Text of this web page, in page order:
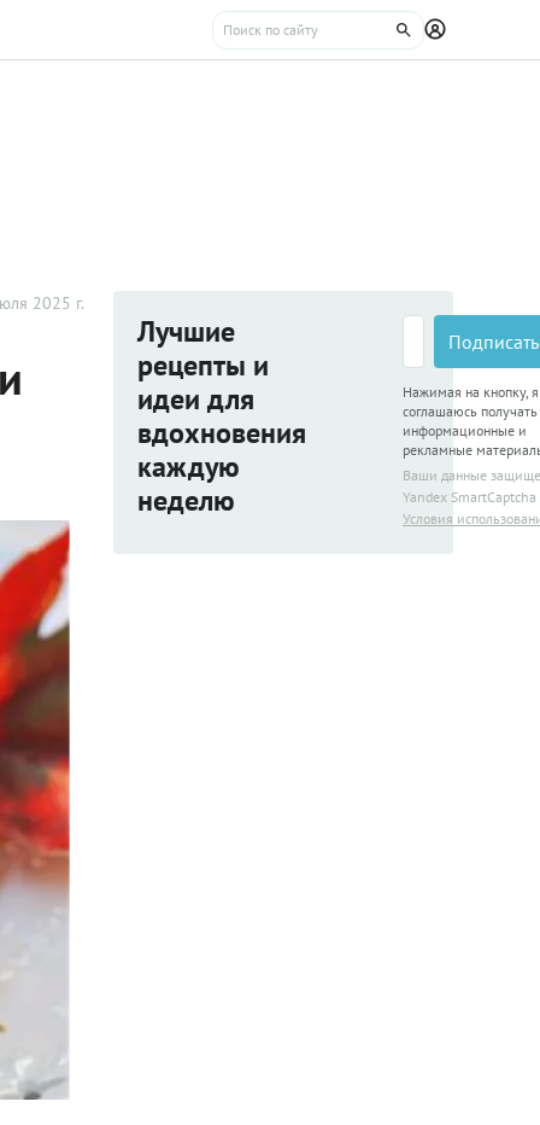
2025 г.
Лучшие
рецепты и
идеи для
вдохновения
каждую
неделю
Нажимая на кнопку, я
соглашаюсь получать
информационные и
рекламные
Ваши данные
Yandex SmartCaptcha
Условия